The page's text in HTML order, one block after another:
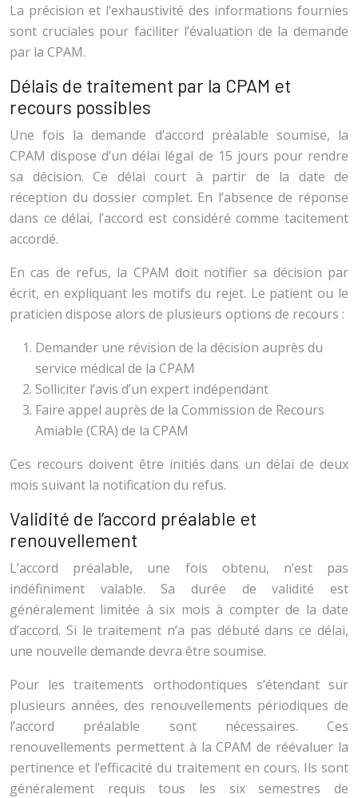
La précision et l’exhaustivité des informations fournies
sont cruciales pour faciliter l’évaluation de la demande
par la CPAM.
Délais de traitement par la CPAM et
recours possibles
Une fois la demande d’accord préalable soumise, la
CPAM dispose d’un délai légal de 15 jours pour rendre
sa décision. Ce délai court à partir de la date de
réception du dossier complet. En l’absence de réponse
dans ce délai, l’accord est considéré comme tacitement
accordé.
En cas de refus, la CPAM doit notifier sa décision par
écrit, en expliquant les motifs du rejet. Le patient ou le
praticien dispose alors de plusieurs options de recours :
Demander une révision de la décision auprès du
service médical de la CPAM
Solliciter l’avis d’un expert indépendant
Faire appel auprès de la Commission de Recours
Amiable (CRA) de la CPAM
Ces recours doivent être initiés dans un délai de deux
mois suivant la notification du refus.
Validité de l’accord préalable et
renouvellement
L’accord préalable, une fois obtenu, n’est pas
indéfiniment valable. Sa durée de validité est
généralement limitée à six mois à compter de la date
d’accord. Si le traitement n’a pas débuté dans ce délai,
une nouvelle demande devra être soumise.
Pour les traitements orthodontiques s’étendant sur
plusieurs années, des renouvellements périodiques de
l’accord préalable sont nécessaires. Ces
renouvellements permettent à la CPAM de réévaluer la
pertinence et l’efficacité du traitement en cours. Ils sont
généralement requis tous les six semestres de